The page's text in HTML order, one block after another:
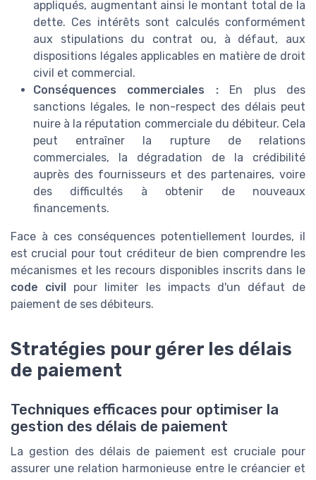
appliqués, augmentant ainsi le montant total de la
dette. Ces intérêts sont calculés conformément
aux stipulations du contrat ou, à défaut, aux
dispositions légales applicables en matière de droit
civil et commercial.
Conséquences commerciales :En plus des
sanctions légales, le non-respect des délais peut
nuire à la réputation commerciale du débiteur. Cela
peut entraîner la rupture de relations
commerciales, la dégradation de la crédibilité
auprès des fournisseurs et des partenaires, voire
des difficultés à obtenir de nouveaux
financements.
Face à ces conséquences potentiellement lourdes, il
est crucial pour tout créditeur de bien comprendre les
mécanismes et les recours disponibles inscrits dans le
code civil pour limiter les impacts d'un défaut de
paiement de ses débiteurs.
Stratégies pour gérer les délais
de paiement
Techniques efficaces pour optimiser la
gestion des délais de paiement
La gestion des délais de paiement est cruciale pour
assurer une relation harmonieuse entre le créancier et